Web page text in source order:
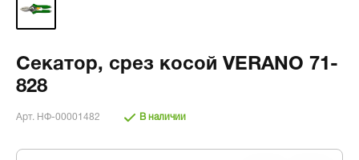
Секатор, срез косой VERANO 71-
828
Арт. НФ-00001482 В наличии